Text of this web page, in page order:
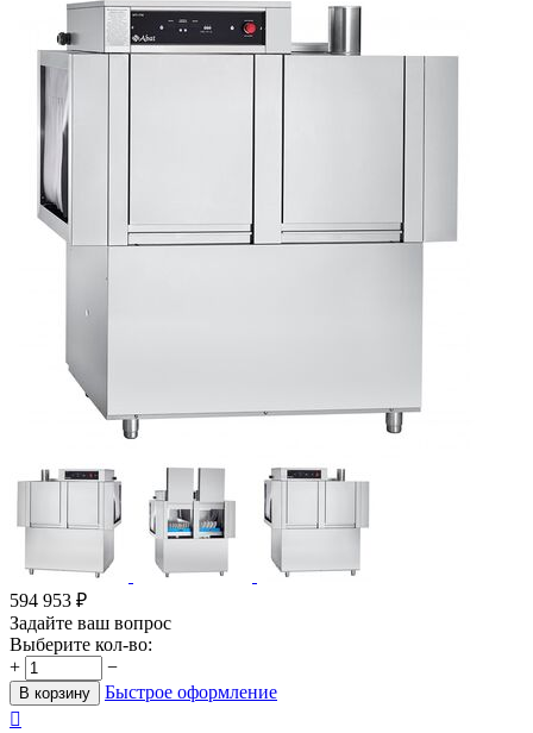
594 953 ₽
Задайте ваш вопрос
Выберите кол-во:
+
−
В корзину
Быстрое оформление
